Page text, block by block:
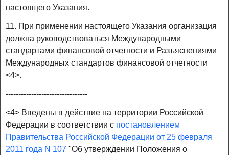
настоящего Указания.
11. При применении настоящего Указания организация
должна руководствоваться Международными
стандартами финансовой отчетности и Разъяснениями
Международных стандартов финансовой отчетности
<4>.
--------------------------------
<4> Введены в действие на территории Российской
Федерации в соответствии с постановлением
Правительства Российской Федерации от 25 февраля
2011 года N 107 "Об утверждении Положения о